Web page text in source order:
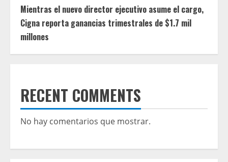
Mientras el nuevo director ejecutivo asume el cargo,
Cigna reporta ganancias trimestrales de $1.7 mil
millones
RECENT COMMENTS
No hay comentarios que mostrar.